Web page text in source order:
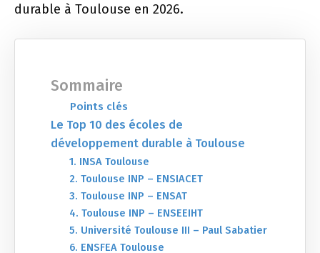
durable à Toulouse en 2026.
Sommaire
Points clés
Le Top 10 des écoles de
développement durable à Toulouse
1. INSA Toulouse
2. Toulouse INP – ENSIACET
3. Toulouse INP – ENSAT
4. Toulouse INP – ENSEEIHT
5. Université Toulouse III – Paul Sabatier
6. ENSFEA Toulouse